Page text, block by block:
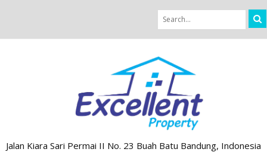
Jalan Kiara Sari Permai II No. 23 Buah Batu Bandung, Indonesia